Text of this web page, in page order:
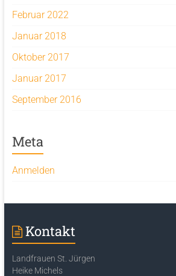
Februar 2022
Januar 2018
Oktober 2017
Januar 2017
September 2016
Meta
Anmelden
Kontakt
Landfrauen St. Jürgen
Heike Michels